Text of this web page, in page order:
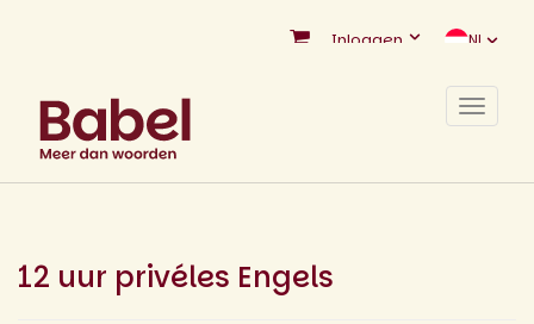
Inloggen NL
Toggle
12 uur privéles Engels